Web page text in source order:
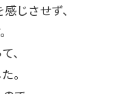
じさせず、
、
。